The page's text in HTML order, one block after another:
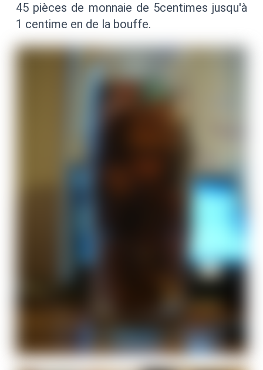
45 pièces de monnaie de 5centimes jusqu'à
1 centime en de la bouffe.